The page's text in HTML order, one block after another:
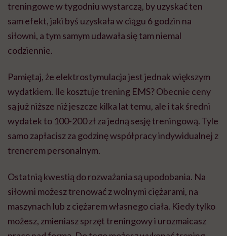
treningowe w tygodniu wystarczą, by uzyskać ten
sam efekt, jaki byś uzyskała w ciągu 6 godzin na
siłowni, a tym samym udawała się tam niemal
codziennie.
Pamiętaj, że elektrostymulacja jest jednak większym
wydatkiem. Ile kosztuje trening EMS? Obecnie ceny
są już niższe niż jeszcze kilka lat temu, ale i tak średni
wydatek to 100-200 zł za jedną sesję treningową. Tyle
samo zapłacisz za godzinę współpracy indywidualnej z
trenerem personalnym.
Ostatnią kwestią do rozważania są upodobania. Na
siłowni możesz trenować z wolnymi ciężarami, na
maszynach lub z ciężarem własnego ciała. Kiedy tylko
możesz, zmieniasz sprzęt treningowy i urozmaicasz